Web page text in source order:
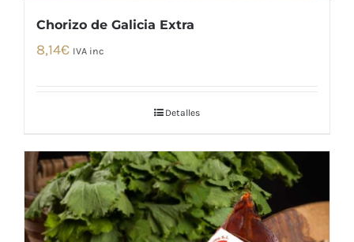
Chorizo de Galicia Extra
8,14€ IVA inc
Detalles